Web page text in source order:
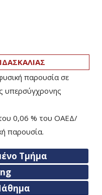
παρουσία σε
υπερσύγχρονης
0,06 % του ΟΑΕΔ/
παρουσία.
Τμήμα